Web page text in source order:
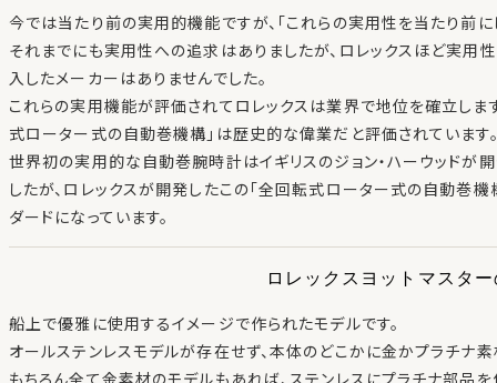
今では当たり前の実用的機能ですが、「これらの実用性を当たり前に
それまでにも実用性への追求はありましたが、ロレックスほど実用
入したメーカーはありませんでした。
これらの実用機能が評価されてロレックスは業界で地位を確立しま
式ローター式の自動巻機構」は歴史的な偉業だと評価されています
世界初の実用的な自動巻腕時計はイギリスのジョン・ハーウッドが
したが、ロレックスが開発したこの「全回転式ローター式の自動巻
ダードになっています。
ロレックスヨットマスタ
船上で優雅に使用するイメージで作られたモデルです。
オールステンレスモデルが存在せず、本体のどこかに金かプラチナ